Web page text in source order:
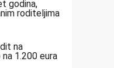
godina,
roditeljima
na
1.200 eura